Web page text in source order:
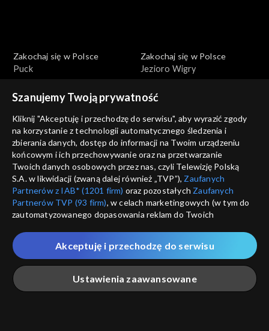
Zakochaj się w Polsce
Puck
Zakochaj się w Polsce
Jezioro Wigry
Zakochaj się w Polsce
Słowiński Park Narodowy
Zakochaj się w Polsce
Słupsk
Zakochaj się w Polsce
Węgorzewo
Zakochaj się w Polsce
Narodowe Forum Muzyki we
Wrocławiu
Szanujemy Twoją prywatność
Kliknij "Akceptuję i przechodzę do serwisu", aby wyrazić zgody
na korzystanie z technologii automatycznego śledzenia i
zbierania danych, dostęp do informacji na Twoim urządzeniu
końcowym i ich przechowywanie oraz na przetwarzanie
Twoich danych osobowych przez nas, czyli Telewizję Polską
S.A. w likwidacji (zwaną dalej również „TVP”), Zaufanych
Partnerów z IAB* (1201 firm) oraz pozostałych Zaufanych
Partnerów TVP (93 firm), w celach marketingowych (w tym do
zautomatyzowanego dopasowania reklam do Twoich
które wskazujemy poniżej, a także zgody na udostępnianie
przez nas identyfikatora PPID do Google.
Twoje dane osobowe zbierane podczas odwiedzania przez
Ciebie naszych
poszczególnych serwisówzwanych dalej
„Portalem”, w tym informacje zapisywane za pomocą
Ustawienia zaawansowane
Akceptuję i przechodzę do serwisu